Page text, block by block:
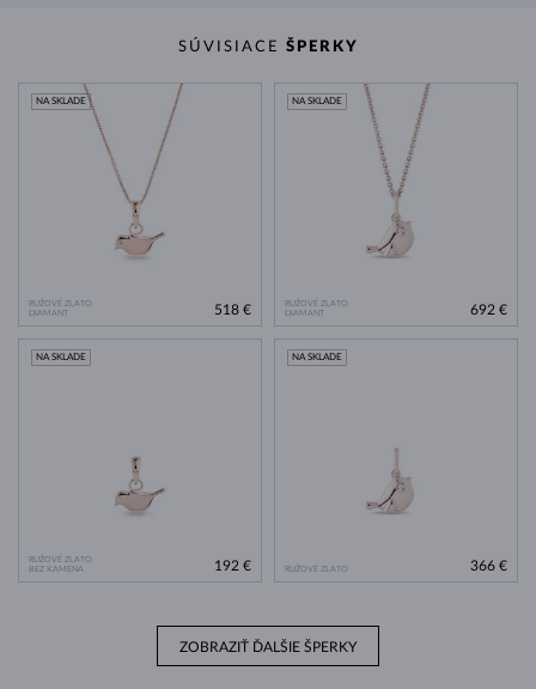
SÚVISIACE ŠPERKY
RUŽOVÉ ZLATO
DIAMANT
NA SKLADE
518 €
RUŽOVÉ ZLATO
DIAMANT
NA SKLADE
692 €
RUŽOVÉ ZLATO
BEZ KAMEŇA
NA SKLADE
192 € RUŽOVÉ ZLATO
NA SKLADE
366 €
ZOBRAZIŤ ĎALŠIE ŠPERKY